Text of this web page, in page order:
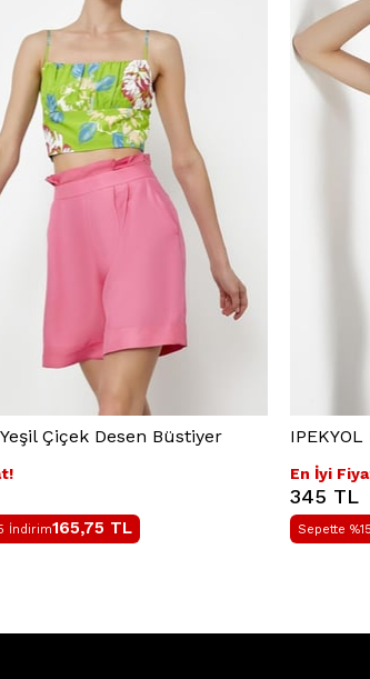
Yeşil Çiçek Desen Büstiyer
İndirim165,75 TL
En İyi
345 TL
Sepette